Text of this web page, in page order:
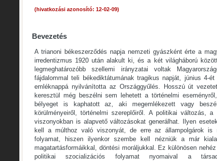
(hivatkozási azonosító: 12-02-09)
Bevezetés
A trianoni békeszerződés napja nemzeti gyászként érte a
irredentizmus 1920 után alakult ki, és a két világháború
legmeghatározóbb szellemi irányzatai voltak
fájdalommal teli békediktátumának tragikus napját, június 4-
emléknappá nyilvánította az Országgyűlés. Hosszú út
keresztül még beszélni sem lehetett a történelmi
bélyeget is kaphatott az, aki megemlékezett vagy
körülményeiről, történelmi szereplőiről. A politikai változás,
viszonyokban is alapvető változásokat generálhat. Ilyen
kell a múlthoz való viszonyát, de erre az állampolgárok is
folyamat, hiszen ilyenkor szembe kell nézniük a már
magatartásformáikkal, döntési moráljukkal. Ez különösen
politikai szocializációs folyamat nyomaival a